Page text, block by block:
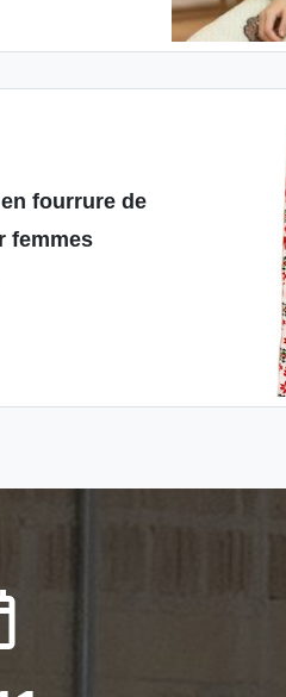
pour
fourrure de
femmes